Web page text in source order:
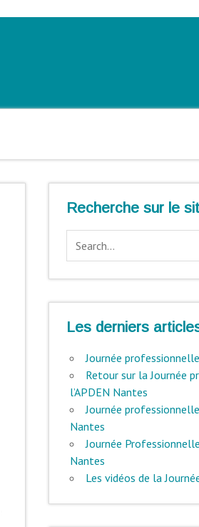
Recherche sur le
Les derniers
Journée
Retour sur la Journée
l’APDEN Nantes
Journée
Nantes
Journée
Nantes
Les vidéos de la